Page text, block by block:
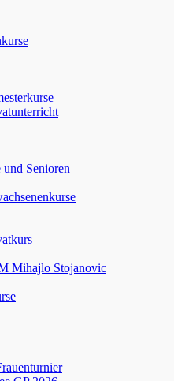
Senioren
Mihajlo Stojanovic